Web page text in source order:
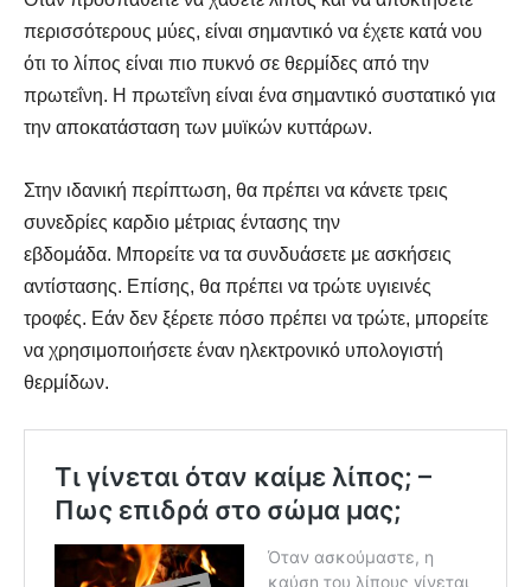
περισσότερους μύες, είναι σημαντικό να έχετε κατά νου
ότι το λίπος είναι πιο πυκνό σε θερμίδες από την
πρωτεΐνη. Η πρωτεΐνη είναι ένα σημαντικό συστατικό για
την αποκατάσταση των μυϊκών κυττάρων.
Στην ιδανική περίπτωση, θα πρέπει να κάνετε τρεις
συνεδρίες καρδιο μέτριας έντασης την
εβδομάδα. Μπορείτε να τα συνδυάσετε με ασκήσεις
αντίστασης. Επίσης, θα πρέπει να τρώτε υγιεινές
τροφές. Εάν δεν ξέρετε πόσο πρέπει να τρώτε, μπορείτε
να χρησιμοποιήσετε έναν ηλεκτρονικό υπολογιστή
θερμίδων.